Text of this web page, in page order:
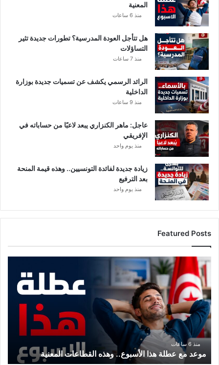
المعنية
منذ 6 ساعات
هل تتأجل العودة المدرسية؟ تطورات جديدة تثير
التساؤلات
منذ 7 ساعات
الرائد الرسمي يكشف عن تسميات جديدة بوزارة
الداخلية
منذ 9 ساعات
عاجل: ماهر الكنزاري يبعد لاعبًا من حساباته في
الإفريقي
منذ يوم واحد
زيادة جديدة لفائدة التونسيين.. وهذه قيمة المنحة
بعد الترفيع
منذ يوم واحد
Featured Posts
موعد
عطلة
هذا
الأسبوع..
وهذه
القطاعات
المعنية
منذ 6 ساعات
موعد مع عطلة هذا الأسبوع.. وهذه القطاعات المعنية